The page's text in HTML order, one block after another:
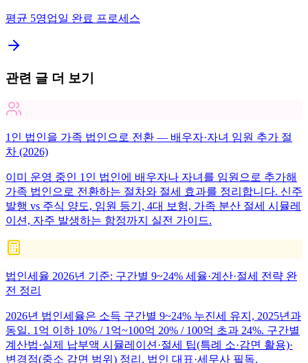
평균 5영업일 완료 프로세스
관련 글 더 보기
1인 법인을 가족 법인으로 전환 — 배우자·자녀 임원 추가 절
차 (2026)
이미 운영 중인 1인 법인에 배우자나 자녀를 임원으로 추가해
가족 법인으로 전환하는 절차와 절세 효과를 정리합니다. 신주
발행 vs 주식 양도, 임원 등기, 4대 보험, 가족 분산 절세 시뮬레
이션, 자주 발생하는 함정까지 실전 가이드.
법인세율 2026년 기준: 구간별 9~24% 세율·계산·절세 전략 완
전 정리
2026년 법인세율은 소득 구간별 9~24% 누진세 유지, 2025년과
동일. 1억 이하 10% / 1억~100억 20% / 100억 초과 24%. 구간별
계산법·실제 납부액 시뮬레이션·절세 팁(특례 소·감면 활용)·
변경점(중소 감면 범위) 정리. 법인 대표·세무사 필독.